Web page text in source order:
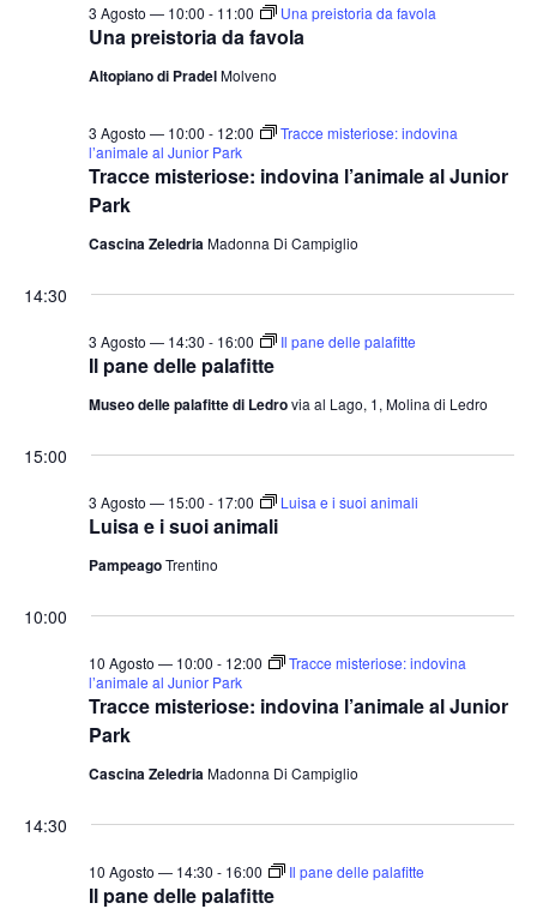
Una preistoria da favola
3 Agosto — 10:00 - 11:00 Una preistoria da favola
Altopiano di PradelMolveno
Tracce misteriose: indovina l’animale al Junior
Park
3 Agosto — 10:00 - 12:00
Tracce misteriose: indovina
l’animale al Junior Park
Cascina ZeledriaMadonna Di Campiglio
14:30
Il pane delle palafitte
3 Agosto — 14:30 - 16:00 Il pane delle palafitte
Museo delle palafitte di Ledrovia al Lago, 1, Molina di Ledro
15:00
Luisa e i suoi animali
3 Agosto — 15:00 - 17:00 Luisa e i suoi animali
PampeagoTrentino
10:00
Tracce misteriose: indovina l’animale al Junior
Park
10 Agosto — 10:00 - 12:00
Tracce misteriose: indovina
l’animale al Junior Park
Cascina ZeledriaMadonna Di Campiglio
14:30
Il pane delle palafitte
10 Agosto — 14:30 - 16:00 Il pane delle palafitte